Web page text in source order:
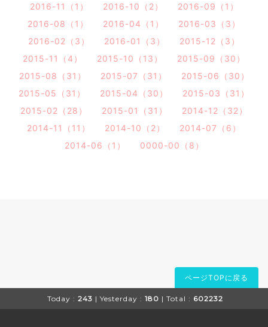
2016-11（1）
2016-10（2）
2016-09（1）
2016-08（1）
2016-04（1）
2016-03（3）
2016-02（3）
2016-01（3）
2015-12（3）
2015-11（4）
2015-10（13）
2015-09（30）
2015-08（31）
2015-07（31）
2015-06（30）
2015-05（31）
2015-04（30）
2015-03（31）
2015-02（28）
2015-01（31）
2014-12（32）
2014-11（11）
2014-10（2）
2014-07（6）
2014-06（1）
0000-00（8）
ページTOPに戻る
Today : 243 | Yesterday : 180 | Total : 602232